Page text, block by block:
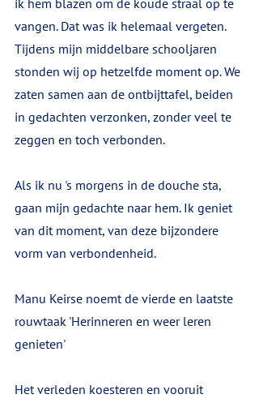
ik hem blazen om de koude straal op te
vangen. Dat was ik helemaal vergeten.
Tijdens mijn middelbare schooljaren
stonden wij op hetzelfde moment op. We
zaten samen aan de ontbijttafel, beiden
in gedachten verzonken, zonder veel te
zeggen en toch verbonden.
Als ik nu 's morgens in de douche sta,
gaan mijn gedachte naar hem. Ik geniet
van dit moment, van deze bijzondere
vorm van verbondenheid.
Manu Keirse noemt de vierde en laatste
rouwtaak 'Herinneren en weer leren
genieten'
Het verleden koesteren en vooruit